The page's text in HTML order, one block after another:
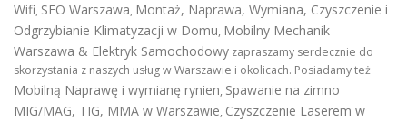
Wifi, SEO Warszawa, Montaż, Naprawa, Wymiana, Czyszczenie i
Odgrzybianie Klimatyzacji w Domu, Mobilny Mechanik
Warszawa & Elektryk Samochodowy zapraszamy serdecznie do
skorzystania z naszych usług w Warszawie i okolicach. Posiadamy też
Mobilną Naprawę i wymianę rynien, Spawanie na zimno
MIG/MAG, TIG, MMA w Warszawie, Czyszczenie Laserem w